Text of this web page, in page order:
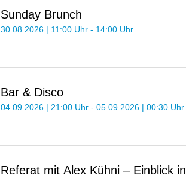
Sunday Brunch
30.08.2026 | 11:00 Uhr - 14:00 Uhr
Bar & Disco
04.09.2026 | 21:00 Uhr - 05.09.2026 | 00:30 Uhr
Referat mit Alex Kühni – Einblick in